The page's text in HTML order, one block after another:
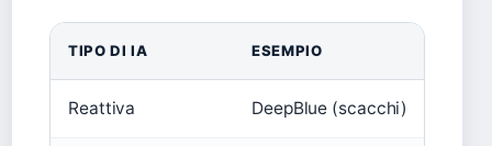
TIPO DI IA ESEMPIO
Reattiva DeepBlue (scacchi)